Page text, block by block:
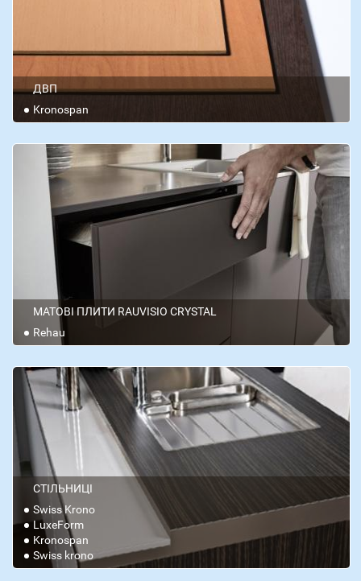
ДВП
Kronospan
МАТОВІ ПЛИТИ RAUVISIO CRYSTAL
Rehau
СТІЛЬНИЦІ
Swiss Krono
LuxeForm
Kronospan
Swiss krono